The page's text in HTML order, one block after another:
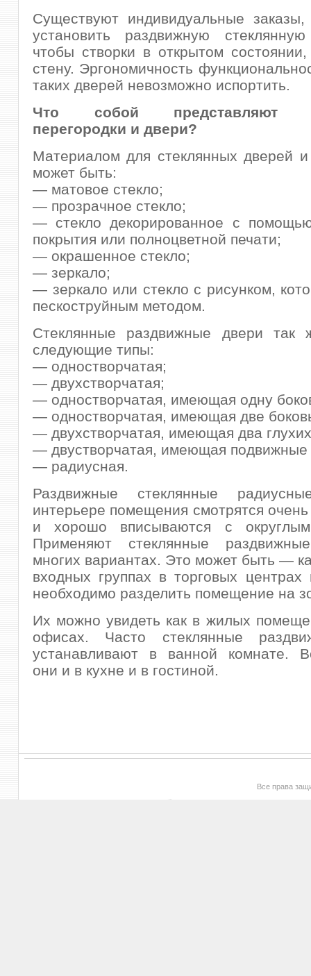
Существуют индивидуальные заказы,
установить раздвижную
чтобы створки в открытом
стену. Эргономичность
таких дверей невозможно испортить.
Что собой представляют
перегородки и двери?
Материалом для стеклянных дверей и
может быть:
— матовое стекло;
— прозрачное стекло;
— стекло декорированное с
покрытия или полноцветной печати;
— окрашенное стекло;
— зеркало;
— зеркало или стекло с рисунком,
пескоструйным методом.
Стеклянные раздвижные двери так
следующие типы:
— одностворчатая;
— двухстворчатая;
— одностворчатая, имеющая одну
— одностворчатая, имеющая две
— двухстворчатая, имеющая два
— двустворчатая, имеющая подвижные
— радиусная.
Раздвижные стеклянные
интерьере помещения смотрятся
и хорошо вписываются с
Применяют стеклянные
многих вариантах. Это может быть —
входных группах в торговых
необходимо разделить помещение на
Их можно увидеть как в жилых
офисах. Часто стеклянные
устанавливают в ванной комнате.
они и в кухне и в гостиной.
Все права